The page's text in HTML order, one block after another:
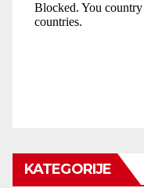
KATEGORIJE